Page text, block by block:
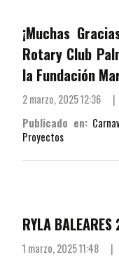
¡Muchas
Rotary Club
la Fundación
2 marzo, 2025 12:36 |
Publicado en:
Proyectos
RYLA
1 marzo, 2025 11:48 |